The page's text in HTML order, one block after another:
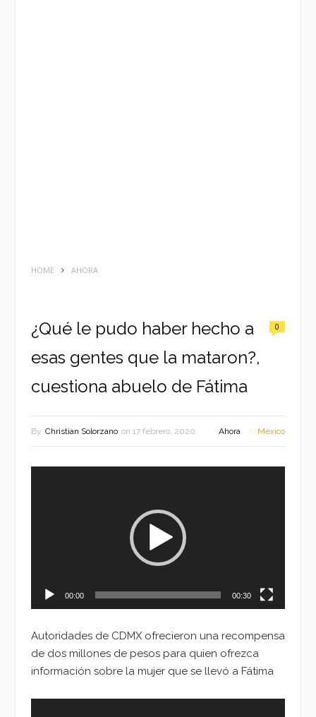
HOME AHORA
¿Qué le pudo haber hecho a
esas gentes que la mataron?,
cuestiona abuelo de Fátima
0
By Christian Solorzano on 17 febrero, 2020 Ahora México
00:00 00:30
Autoridades de CDMX ofrecieron una recompensa
de dos millones de pesos para quien ofrezca
información sobre la mujer que se llevó a Fátima